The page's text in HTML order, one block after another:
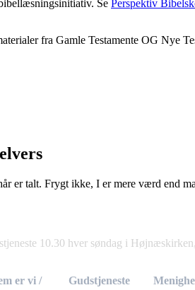
Se Perspektiv
fra Gamle Testamente OG Nye
er talt. Frygt ikke, I er mere værd end
10.30 hver søndag i
er vi /
Gudstjeneste